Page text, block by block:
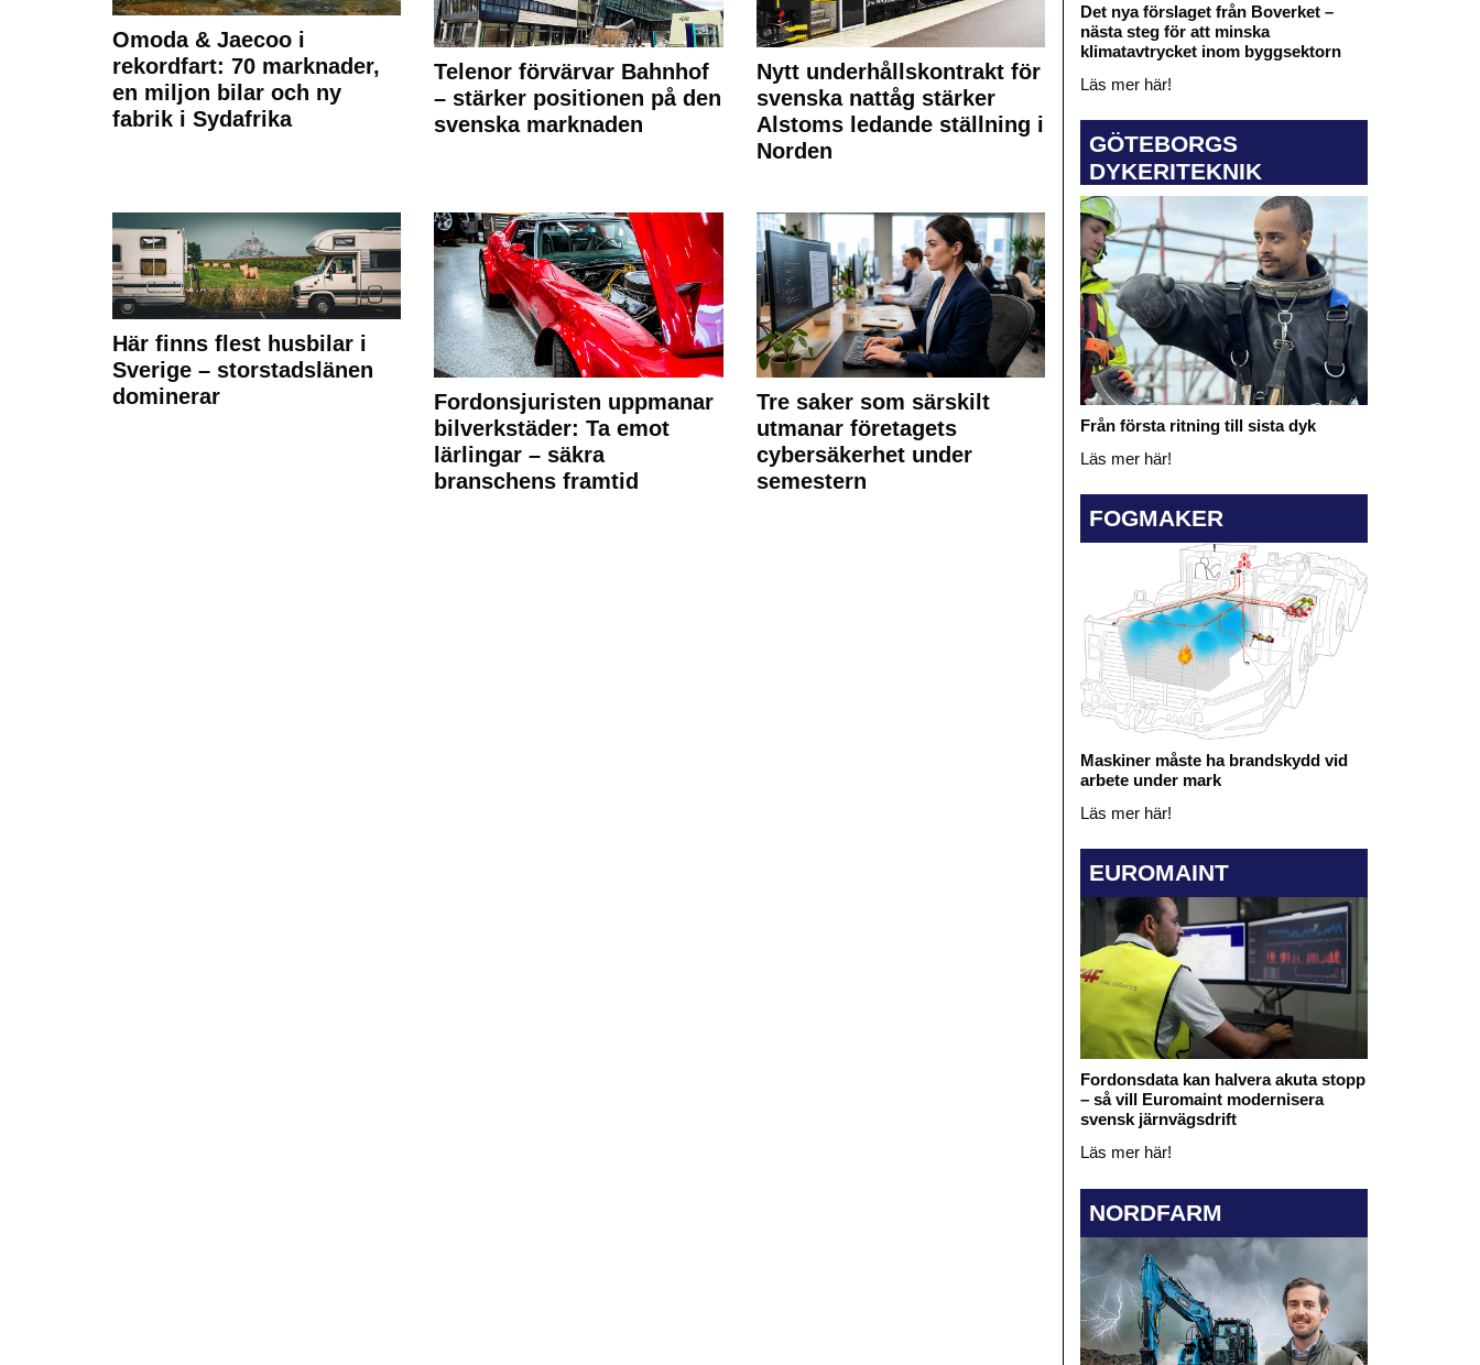
Omoda & Jaecoo i
rekordfart: 70 marknader,
en miljon bilar och ny
fabrik i Sydafrika
Telenor förvärvar Bahnhof
– stärker positionen på den
svenska marknaden
Nytt underhållskontrakt för
svenska nattåg stärker
Alstoms ledande ställning i
Norden
Här finns flest husbilar i
Sverige – storstadslänen
dominerar
Fordonsjuristen uppmanar
bilverkstäder: Ta emot
lärlingar – säkra
branschens framtid
Tre saker som särskilt
utmanar företagets
cybersäkerhet under
semestern
Det nya förslaget från Boverket –
nästa steg för att minska
klimatavtrycket inom byggsektorn
Läs mer här!
GÖTEBORGS
DYKERITEKNIK
Från första ritning till sista dyk
Läs mer här!
FOGMAKER
Maskiner måste ha brandskydd vid
arbete under mark
Läs mer här!
EUROMAINT
Fordonsdata kan halvera akuta stopp
– så vill Euromaint modernisera
svensk järnvägsdrift
Läs mer här!
NORDFARM